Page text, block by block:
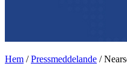
Hem /Pressmeddelande /